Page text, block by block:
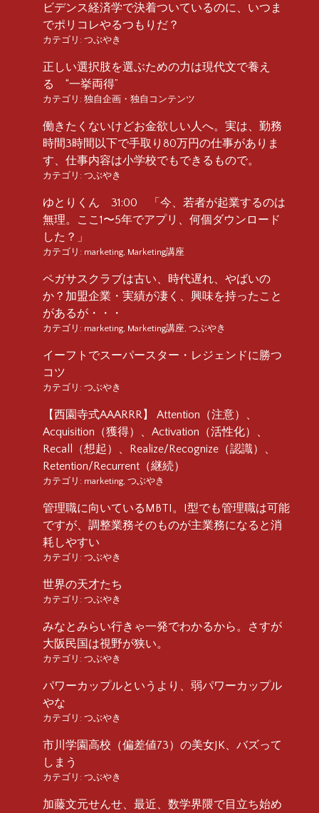
ビデンス経済学で決着ついているのに、いつま
でポリコレやるつもりだ？
カテゴリ: つぶやき
正しい選択肢を選ぶための力は現代文で養え
る “一挙両得”
カテゴリ: 独自企画・独自コンテンツ
働きたくないけどお金欲しい人へ。実は、勤務
時間3時間以下で手取り80万円の仕事がありま
す、仕事内容は小学校でもできるもので。
カテゴリ: つぶやき
ゆとりくん 31:00 「今、若者が起業するのは
無理。ここ1〜5年でアプリ、何個ダウンロード
した？」
カテゴリ: marketing Marketing講座
ペガサスクラブは古い、時代遅れ、やばいの
か？加盟企業・実績が凄く、興味を持ったこと
があるが・・・
カテゴリ: marketing Marketing講座 つぶやき
イーフトでスーパースター・レジェンドに勝つ
コツ
カテゴリ: つぶやき
【西園寺式AAARRR】 Attention（注意）、
Acquisition（獲得）、Activation（活性化）、
Recall（想起）、Realize/Recognize（認識）、
Retention/Recurrent（継続）
カテゴリ: marketing つぶやき
管理職に向いているMBTI。I型でも管理職は可能
ですが、調整業務そのものが主業務になると消
耗しやすい
カテゴリ: つぶやき
世界の天才たち
カテゴリ: つぶやき
みなとみらい行きゃ一発でわかるから。さすが
大阪民国は視野が狭い。
カテゴリ: つぶやき
パワーカップルというより、弱パワーカップル
やな
カテゴリ: つぶやき
市川学園高校（偏差値73）の美女JK、バズって
しまう
カテゴリ: つぶやき
加藤文元せんせ、最近、数学界隈で目立ち始め